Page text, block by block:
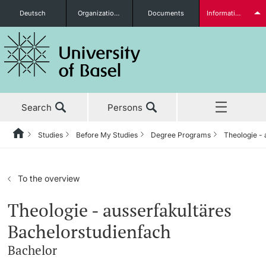
Prospective Students
Further information
Deutsch Organizational units Documents Information for...
Search Persons
News & Events
Studies
Studies
Before My Studies
Degree Programs
Research
HomeBackStudies Before My Studies Degree Programs Theologie -
To the overview
Theologie - ausserfakultäres
Bachelorstudienfach
Bachelor